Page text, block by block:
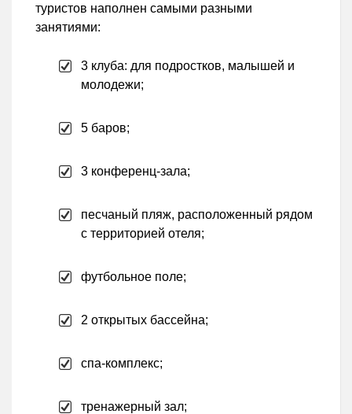
туристов наполнен самыми разными
занятиями:
3 клуба: для подростков, малышей и
молодежи;
5 баров;
3 конференц-зала;
песчаный пляж, расположенный рядом
с территорией отеля;
футбольное поле;
2 открытых бассейна;
спа-комплекс;
тренажерный зал;